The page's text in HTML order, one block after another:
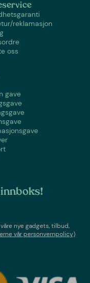
reklamasjon
oss
gave
nye gadgets, tilbud,
vår personvernpolicy)